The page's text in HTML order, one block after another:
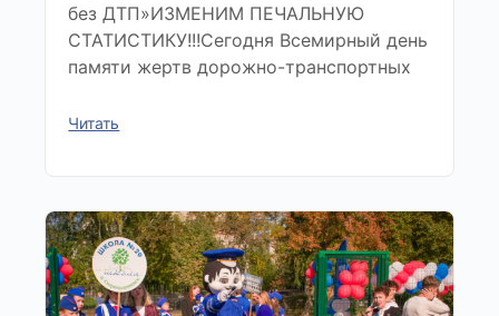
без ДТП»ИЗМЕНИМ ПЕЧАЛЬНУЮ
СТАТИСТИКУ!!!Сегодня Всемирный день
памяти жертв дорожно-транспортных
Читать